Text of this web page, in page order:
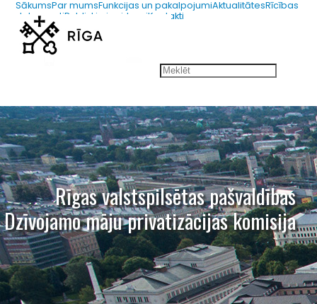
SākumsPar mumsFunkcijas un pakalpojumiAktualitātesRīcības
dokumentiPubliskie iepirkumiKontakti
Rīgas valstspilsētas pašvaldības
Dzīvojamo māju privatizācijas komisija